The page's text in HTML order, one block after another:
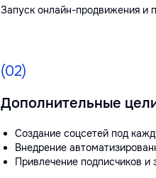
Запуск онлайн-продвижения и
(02)
Дополнительные
Создание соцсетей под
Внедрение
Привлечение подписчиков и